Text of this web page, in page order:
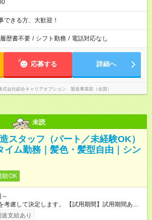
できる方、大歓迎！
履歴書不要 / シフト勤務 / 電話対応なし
応募する 詳細へ
式会社綜合キャリアオプション 製造事業部（全国）
未読
スタッフ（パート／未経験OK）
イム勤務｜髪色・髪型自由｜シン
験OK
定します。 【試用期間】試用期間あり
さ：3ヶ月 雇用形態、給与は本採用時と同じです。
支給あり